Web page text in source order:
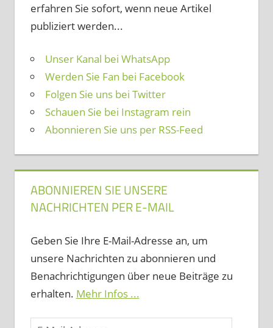
erfahren Sie sofort, wenn neue Artikel
publiziert werden...
Unser Kanal bei WhatsApp
Werden Sie Fan bei Facebook
Folgen Sie uns bei Twitter
Schauen Sie bei Instagram rein
Abonnieren Sie uns per RSS-Feed
ABONNIEREN SIE UNSERE
NACHRICHTEN PER E-MAIL
Geben Sie Ihre E-Mail-Adresse an, um
unsere Nachrichten zu abonnieren und
Benachrichtigungen über neue Beiträge zu
erhalten. Mehr Infos ...